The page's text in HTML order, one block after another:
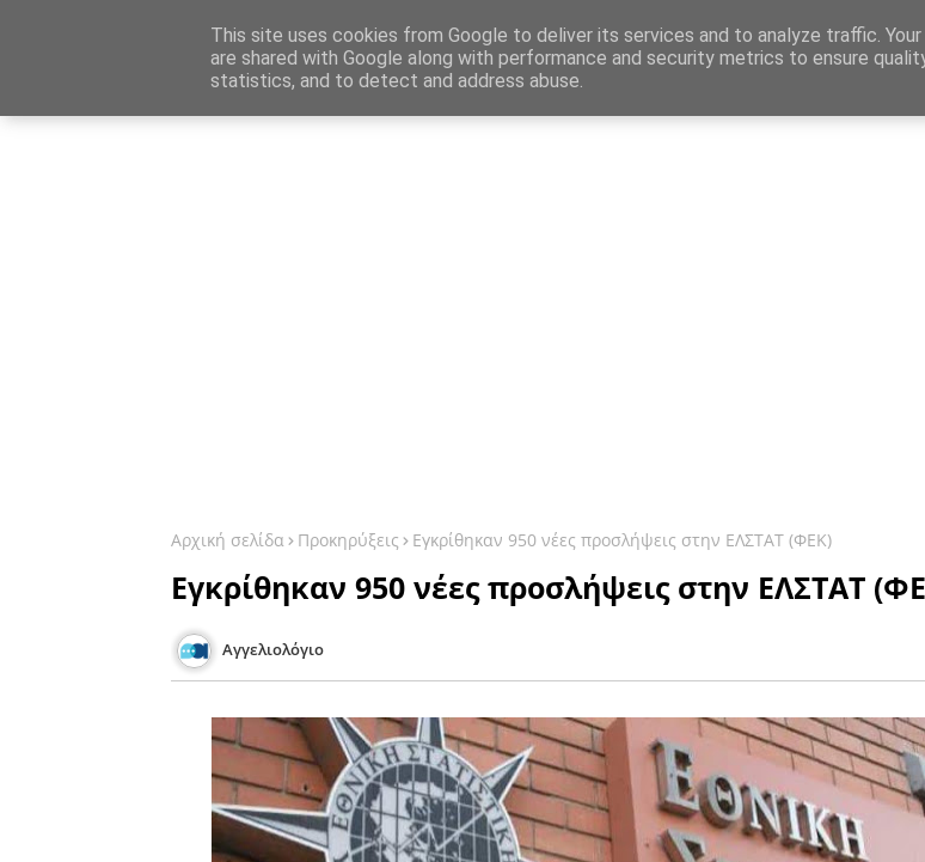
Καταχώρηση Αγγελίας Επικοινωνία Site Map
Ενημέρωση Αγγελίες Εργασίας
Αρχική σελίδα Προκηρύξεις Εγκρίθηκαν 950 νέες προσλήψεις στην ΕΛΣΤΑΤ (ΦΕΚ)
Εγκρίθηκαν 950 νέες προσλήψεις στην ΕΛΣΤΑΤ
Αγγελιολόγιο
This site uses cookies from Google to deliver its services and to analyze traffic.
are shared with Google along with performance and security metrics to ensure
statistics, and to detect and address abuse.